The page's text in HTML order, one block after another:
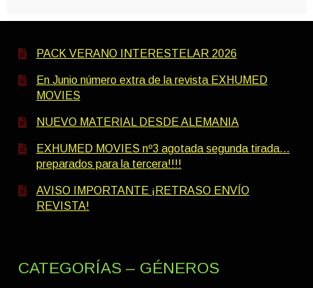
PACK VERANO INTERESTELAR 2026
En Junio número extra de la revista EXHUMED
MOVIES
NUEVO MATERIAL DESDE ALEMANIA
EXHUMED MOVIES nº3 agotada segunda tirada…
preparados para la tercera!!!!
AVISO IMPORTANTE ¡RETRASO ENVÍO
REVISTA!
CATEGORÍAS – GÉNEROS